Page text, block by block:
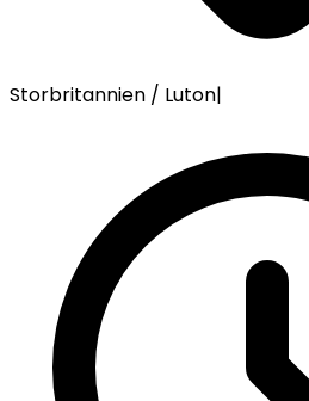
Storbritannien / Luton|